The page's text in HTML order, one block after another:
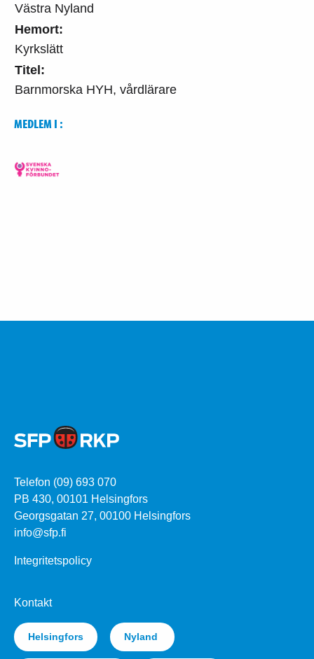
Västra Nyland
Hemort:
Kyrkslätt
Titel:
Barnmorska HYH, vårdlärare
MEDLEM I :
Telefon (09) 693 070
PB 430, 00101 Helsingfors
Georgsgatan 27, 00100 Helsingfors
info@sfp.fi
Integritetspolicy
Kontakt
Helsingfors Nyland